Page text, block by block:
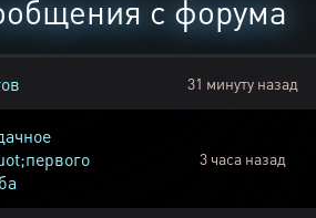
с форума
31 минуту назад
3 часа назад